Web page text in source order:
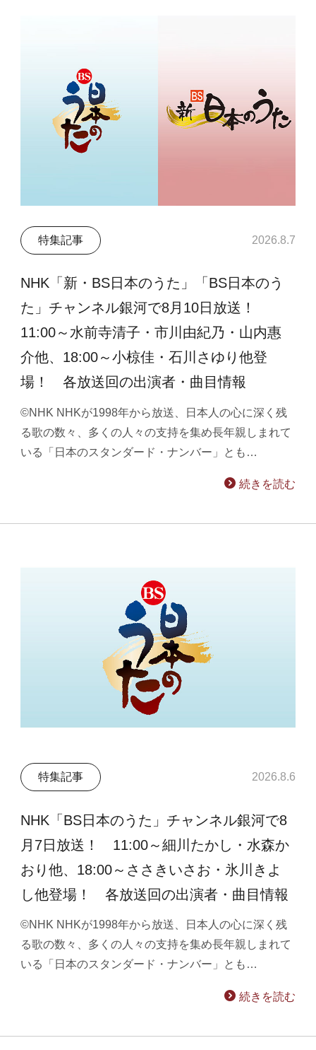
特集記事 2026.8.7
NHK「新・BS日本のうた」「BS日本のう
た」チャンネル銀河で8月10日放送！
11:00～水前寺清子・市川由紀乃・山内惠
介他、18:00～小椋佳・石川さゆり他登
場！ 各放送回の出演者・曲目情報
©NHK NHKが1998年から放送、日本人の心に深く残
る歌の数々、多くの人々の支持を集め長年親しまれて
いる「日本のスタンダード・ナンバー」とも…
続きを読む
特集記事 2026.8.6
NHK「BS日本のうた」チャンネル銀河で8
月7日放送！ 11:00～細川たかし・水森か
おり他、18:00～ささきいさお・氷川きよ
し他登場！ 各放送回の出演者・曲目情報
©NHK NHKが1998年から放送、日本人の心に深く残
る歌の数々、多くの人々の支持を集め長年親しまれて
いる「日本のスタンダード・ナンバー」とも…
続きを読む